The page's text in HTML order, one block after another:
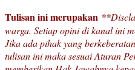
Tulisan ini merupakan
warga. Setiap opini di kanal ini
Jika ada pihak yang
tulisan ini maka sesuai Aturan